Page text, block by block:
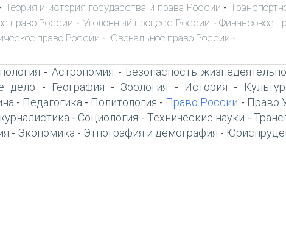
Теория и история государства и права России -
право России - Уголовный процесс России -Финансовое
право России - Ювенальное право России -
-Астрономия - Безопасность
дело - География - Зоология - История -
- Педагогика - Политология - Право России - Право
- Социология - Технические науки -
- Экономика - Этнография и демография -